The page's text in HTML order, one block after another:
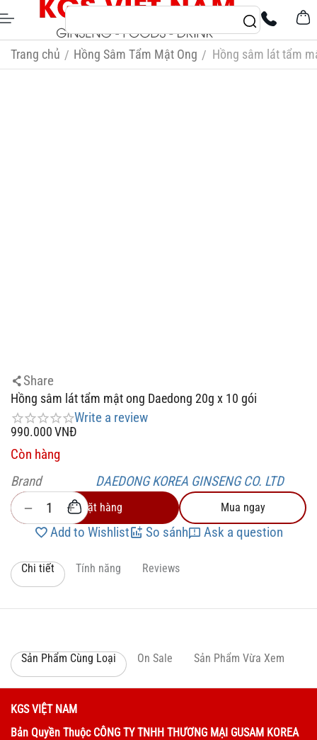
Trang chủ / Hồng Sâm Tẩm Mật Ong / Hồng sâm lát tẩm
Share
Hồng sâm lát tẩm mật ong Daedong 20g x 10 gói
Write a review
990.000VNĐ
Còn hàng
Brand
DAEDONG KOREA GINSENG CO. LTD
+
− Đặt hàng Mua ngay
Add to Wishlist So sánh Ask a question
Chi tiết Tính năng Reviews
Sản Phẩm Cùng Loại On Sale Sản Phẩm Vừa Xem
KGS VIỆT NAM
Bản Quyền Thuộc CÔNG TY TNHH THƯƠNG MẠI GUSAM KOREA